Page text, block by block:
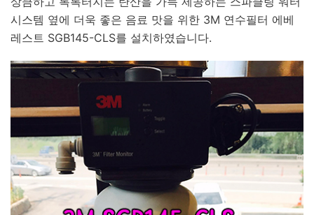
시스템 옆에 더욱 좋은 음료 맛을 위한 3M 연수필터 에베
레스트 SGB145-CLS를 설치하였습니다.